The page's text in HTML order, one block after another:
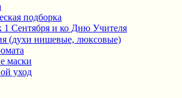
подборка
1 Сентября и ко Дню Учителя
(духи нишевые, люксовые)
маски
уход